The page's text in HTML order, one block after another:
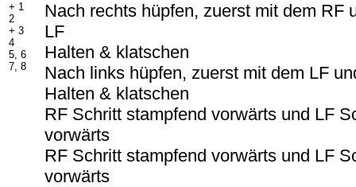
+ 1
2
+ 3
4
5, 6
7, 8
Nach rechts hüpfen, zuerst mit dem RF
LF
Halten & klatschen
Nach links hüpfen, zuerst mit dem LF
Halten & klatschen
RF Schritt stampfend vorwärts und LF
vorwärts
RF Schritt stampfend vorwärts und LF
vorwärts